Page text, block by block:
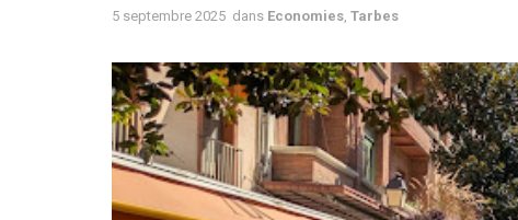
5 septembre 2025 dans Economies Tarbes